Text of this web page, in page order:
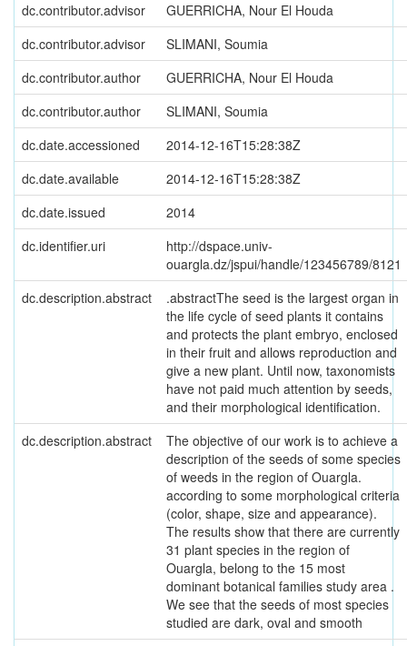
dc.contributor.advisor
GUERRICHA, Nour El Houda
dc.contributor.advisor
SLIMANI, Soumia
dc.contributor.author
GUERRICHA, Nour El Houda
dc.contributor.author
SLIMANI, Soumia
dc.date.accessioned
2014-12-16T15:28:38Z
dc.date.available
2014-12-16T15:28:38Z
dc.date.issued
2014
dc.identifier.uri
http://dspace.univ-
ouargla.dz/jspui/handle/123456789/8121
dc.description.abstract
.abstractThe seed is the largest organ in
the life cycle of seed plants it contains
and protects the plant embryo, enclosed
in their fruit and allows reproduction and
give a new plant. Until now, taxonomists
have not paid much attention by seeds,
and their morphological identification.
dc.description.abstract
The objective of our work is to achieve a
description of the seeds of some species
of weeds in the region of Ouargla.
according to some morphological criteria
(color, shape, size and appearance).
The results show that there are currently
31 plant species in the region of
Ouargla, belong to the 15 most
dominant botanical families study area .
We see that the seeds of most species
studied are dark, oval and smooth